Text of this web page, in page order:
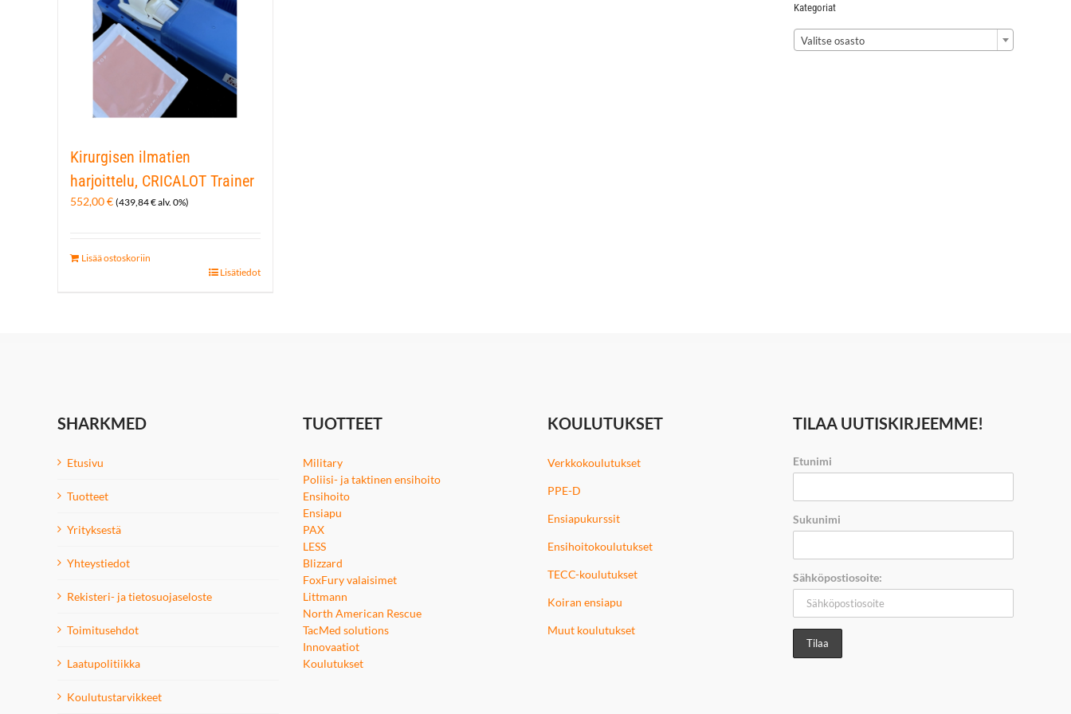
Kirurgisen ilmatien
harjoittelu, CRICALOT Trainer
552,00€ (439,84€alv. 0%)
Lisää ostoskoriin
Lisätiedot
Kategoriat
Valitse osasto
SHARKMED
Etusivu
Tuotteet
Yrityksestä
Yhteystiedot
Rekisteri- ja tietosuojaseloste
Toimitusehdot
Laatupolitiikka
Koulutustarvikkeet
TUOTTEET
Military
Poliisi- ja taktinen ensihoito
Ensihoito
Ensiapu
PAX
LESS
Blizzard
FoxFury valaisimet
Littmann
North American Rescue
TacMed solutions
Innovaatiot
Koulutukset
KOULUTUKSET
Verkkokoulutukset
PPE-D
Ensiapukurssit
Ensihoitokoulutukset
TECC-koulutukset
Koiran ensiapu
Muut koulutukset
TILAA UUTISKIRJEEMME!
Etunimi
Sukunimi
Sähköpostiosoite: